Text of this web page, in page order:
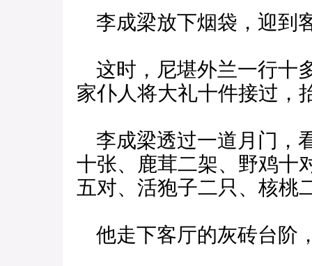
李成梁放下烟袋，迎到
这时，尼堪外兰一行十
家仆人将大礼十件接过，
李成梁透过一道月门，
十张、鹿茸二架、野鸡十
五对、活狍子二只、核桃
他走下客厅的灰砖台阶